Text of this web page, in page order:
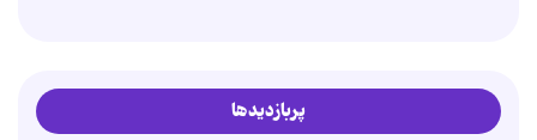
پربازدیدها